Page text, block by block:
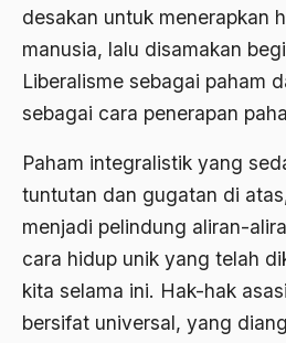
desakan untuk menerapkan
manusia, lalu disamakan
Liberalisme sebagai paham
sebagai cara penerapan
Paham integralistik yang
tuntutan dan gugatan di
menjadi pelindung aliran-
cara hidup unik yang telah
kita selama ini. Hak-hak
bersifat universal, yang
Anti Kekerasan
Anti Klimak
Anti-Kekerasan
António de Oliveira Salazar
Antonio Gramsci
Antony Van Leeuwenhoek
antropologi